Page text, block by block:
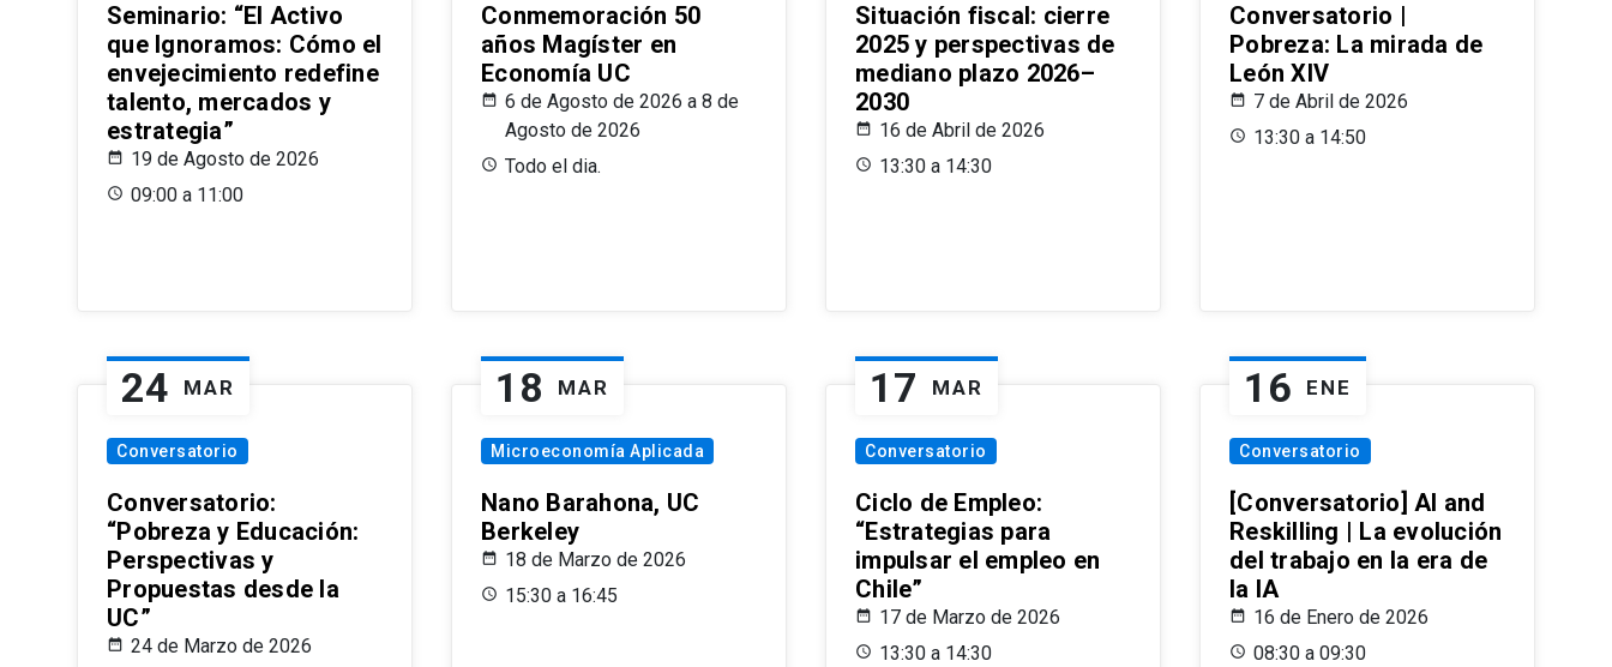
Seminario: “El Activo
que Ignoramos: Cómo el
envejecimiento redefine
talento, mercados y
estrategia”
19 de Agosto de 2026
09:00 a 11:00
Conmemoración 50
años Magíster en
Economía UC
6 de Agosto de 2026 a 8 de
Agosto de 2026
Todo el dia.
Situación fiscal: cierre
2025 y perspectivas de
mediano plazo 2026–
2030
16 de Abril de 2026
13:30 a 14:30
Conversatorio |
Pobreza: La mirada de
León XIV
7 de Abril de 2026
13:30 a 14:50
24 MAR
Conversatorio
Conversatorio:
“Pobreza y Educación:
Perspectivas y
Propuestas desde la
UC”
24 de Marzo de 2026
18 MAR
Microeconomía Aplicada
Nano Barahona, UC
Berkeley
18 de Marzo de 2026
15:30 a 16:45
17 MAR
Conversatorio
Ciclo de Empleo:
“Estrategias para
impulsar el empleo en
Chile”
17 de Marzo de 2026
13:30 a 14:30
16 ENE
Conversatorio
[Conversatorio] AI and
Reskilling | La evolución
del trabajo en la era de
la IA
16 de Enero de 2026
08:30 a 09:30